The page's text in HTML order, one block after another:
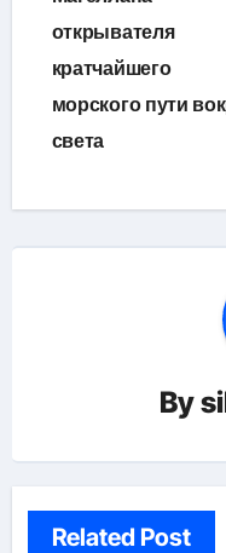
записям
открывателя
кратчайшего
морского пути
света
By
Related Post